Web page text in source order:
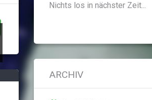
Nichts los in nächster Zeit...
ARCHIV